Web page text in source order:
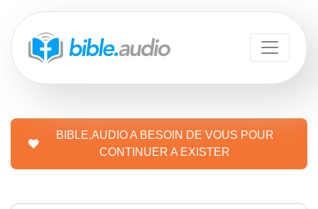
BIBLE.AUDIO A BESOIN DE VOUS POUR
CONTINUER A EXISTER